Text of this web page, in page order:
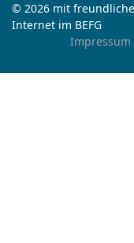
© 2026 mit
Internet im BEFG
Impressum